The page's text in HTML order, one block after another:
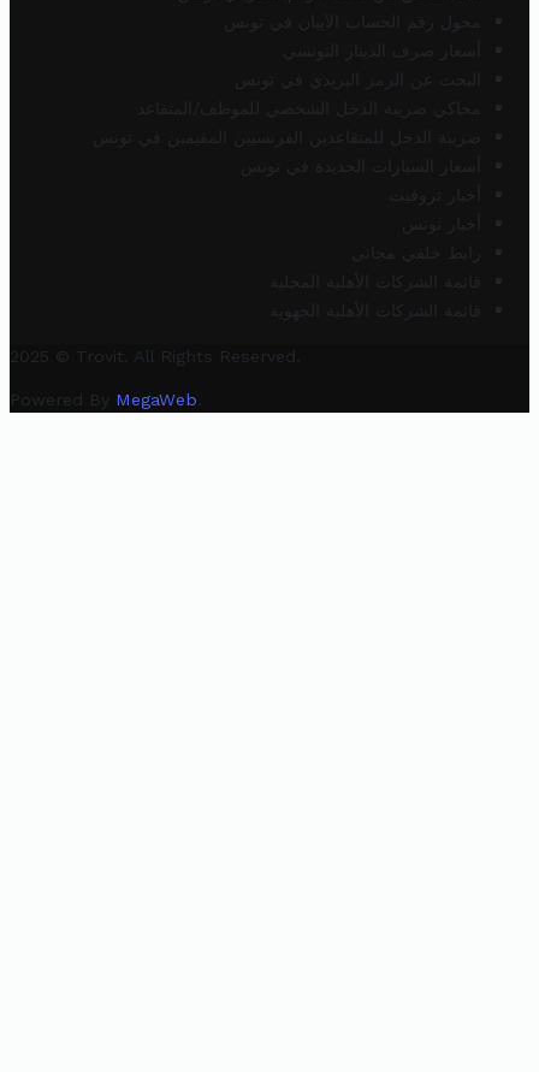
محول رقم الحساب الآيبان في تونس
أسعار صرف الدينار التونسي
البحث عن الرمز البريدي في تونس
محاكي ضريبة الدخل الشخصي للموظف/المتقاعد
ضريبة الدخل للمتقاعدين الفرنسيين المقيمين في تونس
أسعار السيارات الجديدة في تونس
أخبار تروفيت
أخبار تونس
رابط خلفي مجاني
قائمة الشركات الأهلية المحلية
قائمة الشركات الأهلية الجهوية
2025 © Trovit. All Rights Reserved.
Powered By MegaWeb